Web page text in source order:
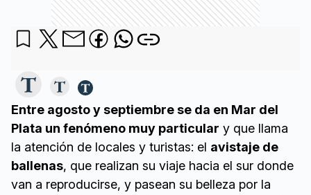
Entre agosto y septiembre se da en Mar del
Plata un fenómeno muy particular y que llama
la atención de locales y turistas: el avistaje de
ballenas, que realizan su viaje hacia el sur donde
van a reproducirse, y pasean su belleza por la